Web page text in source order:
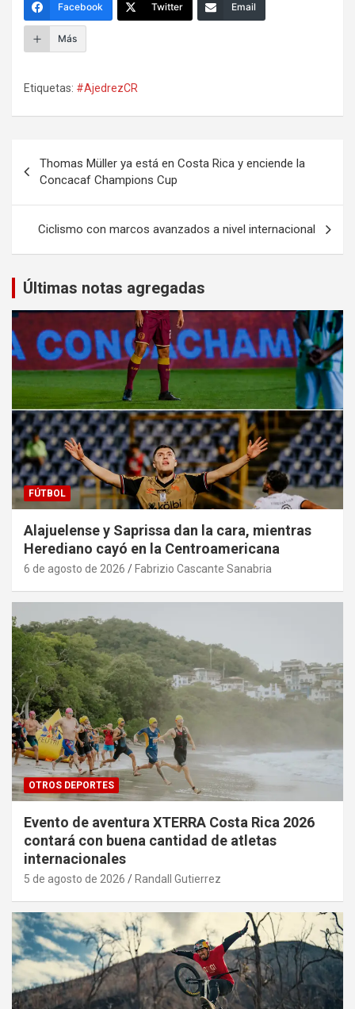
Facebook Twitter Email
Más
Etiquetas: #AjedrezCR
de
entradas
Thomas Müller ya está en Costa Rica y enciende la
Concacaf Champions Cup
Ciclismo con marcos avanzados a nivel internacional
Últimas notas agregadas
FÚTBOL
Alajuelense y Saprissa dan la cara, mientras
Herediano cayó en la Centroamericana
6 de agosto de 2026 Fabrizio Cascante Sanabria
OTROS DEPORTES
Evento de aventura XTERRA Costa Rica 2026
contará con buena cantidad de atletas
internacionales
5 de agosto de 2026 Randall Gutierrez